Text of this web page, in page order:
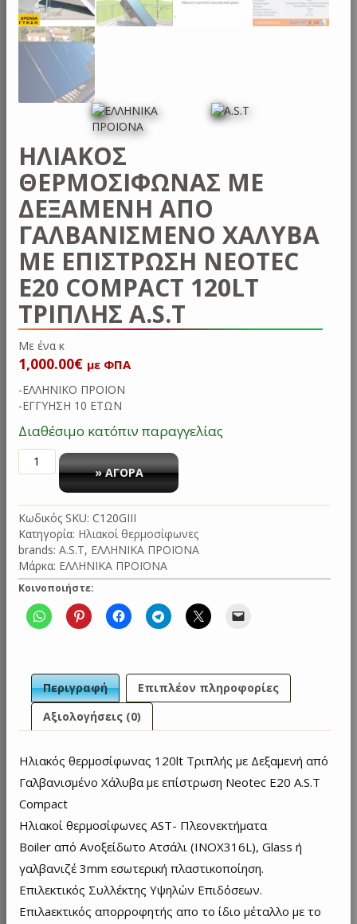
ΗΛΙΑΚΌΣ
ΘΕΡΜΟΣΊΦΩΝΑΣ ΜΕ
ΔΕΞΑΜΕΝΉ ΑΠΌ
ΓΑΛΒΑΝΙΣΜΈΝΟ ΧΆΛΥΒΑ
ΜΕ ΕΠΊΣΤΡΩΣΗ NEOTEC
E20 COMPACT 120LT
ΤΡΙΠΛΉΣ A.S.T
Μ
1,000.00€ με ΦΠΑ
-EΛΛΗΝΙΚΟ ΠΡΟΙΟΝ
-ΕΓΓΥΗΣΗ 10 ΕΤΩΝ
Διαθέσιμο κατόπιν παραγγελίας
Ηλιακός
θερμοσίφωνας
Δεξαμενή
από
Γαλβανισμένο
Χάλυβα
με
επίστρωση
E20
Compact
A.S.T
ποσότητα
» ΑΓΟΡΑ
Κωδικός SKU: C120GΙΙΙ
Κατηγορία: Ηλιακοί θερμοσίφωνες
brands: A.S.T, ΕΛΛΗΝΙΚΑ ΠΡΟΪΟΝΑ
Μάρκα: ΕΛΛΗΝΙΚΑ ΠΡΟΪΟΝΑ
Κοινοποιήστε:
Περιγραφή
Επιπλέον πληροφορίες
Αξιολογήσεις (0)
Ηλιακός θερμοσίφωνας 120lt Τριπλής με Δεξαμενή από
Γαλβανισμένο Χάλυβα με επίστρωση Neotec E20 A.S.T
Compact
Ηλιακοί θερμοσίφωνες AST- Πλεονεκτήματα
Boiler από Ανοξείδωτο Ατσάλι (INOX316L), Glass ή
γαλβανιζέ 3mm εσωτερική πλαστικοποίηση.
Επιλεκτικός Συλλέκτης Υψηλών Επιδόσεων.
Επιλaεκτικός απορροφητής απο το ίδιο μέταλλο με το